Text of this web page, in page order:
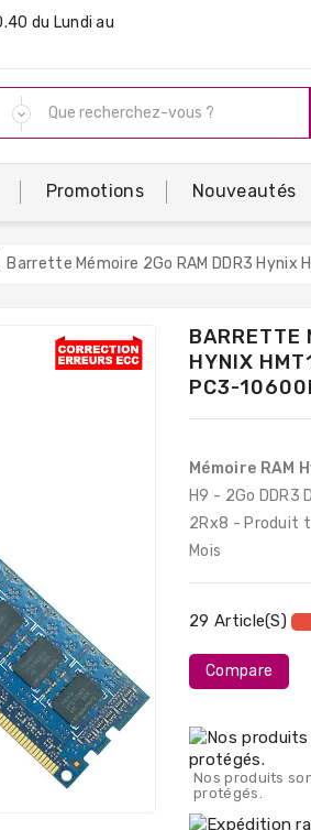
du Lundi au
Promotions Nouveautés
Barrette Mémoire 2Go RAM DDR3 Hynix
BARRETTE
HYNIX
PC3-
Mémoire RAM
H9 - 2Go DDR3
2Rx8 - Produit
Mois
29 Article(s)
Compare
Nos produits
protégés.